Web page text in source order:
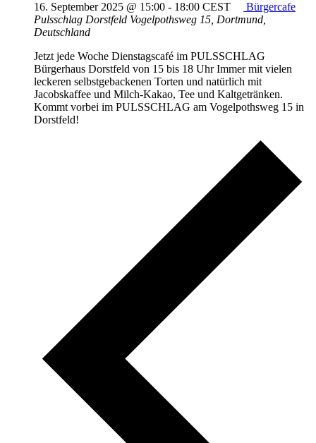
16. September 2025 @ 15:00 - 18:00 CEST
Bürgercafe
Pulsschlag Dorstfeld Vogelpothsweg 15, Dortmund,
Deutschland
Jetzt jede Woche Dienstagscafé im PULSSCHLAG
Bürgerhaus Dorstfeld von 15 bis 18 Uhr Immer mit vielen
leckeren selbstgebackenen Torten und natürlich mit
Jacobskaffee und Milch-Kakao, Tee und Kaltgetränken.
Kommt vorbei im PULSSCHLAG am Vogelpothsweg 15 in
Dorstfeld!